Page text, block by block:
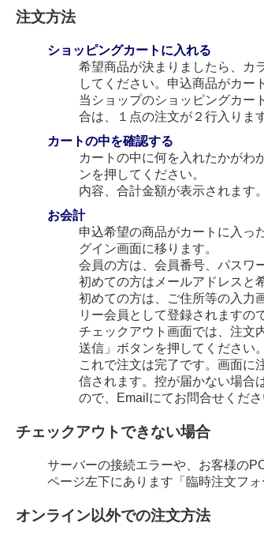
注文方法
ショッピングカートに入れる
希望商品が決まりましたら、カ
してください。申込商品がカー
当ショップのショッピングカー
合は、１点の注文が２行入りま
カートの中を確認する
カートの中に何を入れたかがわ
ンを押してください。
内容、合計金額が表示されます
お会計
申込希望の商品がカートに入っ
グイン画面に移ります。
会員の方は、会員番号、パスワ
初めての方はメールアドレスと
初めての方は、ご住所等の入力
リー会員として登録されますの
チェックアウト画面では、注文
送信」ボタンを押してください。
これで注文は完了です。画面に
信されます。控が届かない場合
ので、Emailにてお問合せくださ
チェックアウトできない場合
サーバーの接続エラーや、お客様の
ページ左下にあります「臨時注文フォ
オンライン以外での注文方法